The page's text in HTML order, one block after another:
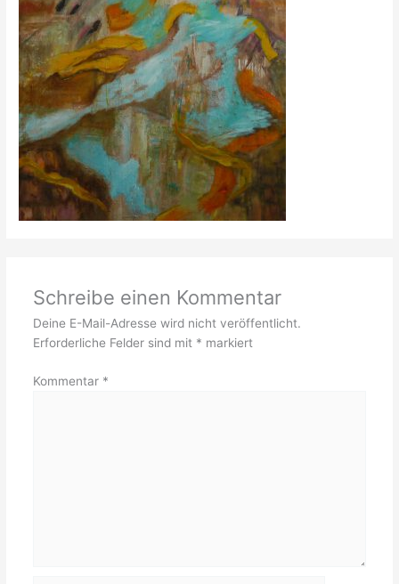
Schreibe einen Kommentar
Deine E-Mail-Adresse wird nicht veröffentlicht.
Erforderliche Felder sind mit * markiert
Kommentar *